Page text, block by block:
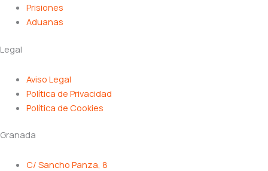
Prisiones
Aduanas
Legal
Aviso Legal
Política de Privacidad
Política de Cookies
Granada
C/ Sancho Panza, 8